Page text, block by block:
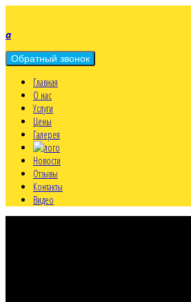
a
Главная
О нас
Услуги
Цены
Галерея
Новости
Отзывы
Контакты
Видео